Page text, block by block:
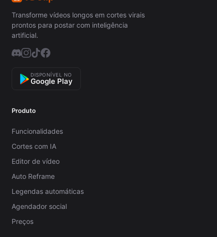
Transforme vídeos longos em cortes virais
prontos para postar com inteligência
artificial.
DISPONÍVEL NO
Google Play
Produto
Funcionalidades
Cortes com IA
Editor de vídeo
Auto Reframe
Legendas automáticas
Agendador social
Preços